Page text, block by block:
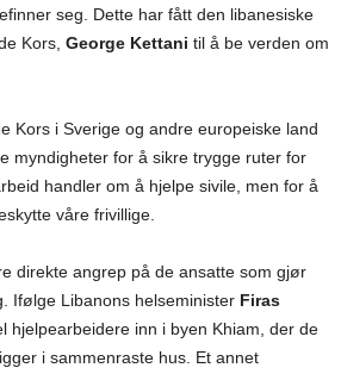
seg. Dette har fått den libanesiske
Kors, George Kettani til å be verden om
Kors i Sverige og andre europeiske land
myndigheter for å sikre trygge ruter for
handler om å hjelpe sivile, men for å
våre frivillige.
direkte angrep på de ansatte som gjør
Ifølge Libanons helseminister Firas
hjelpearbeidere inn i byen Khiam, der de
i sammenraste hus. Et annet